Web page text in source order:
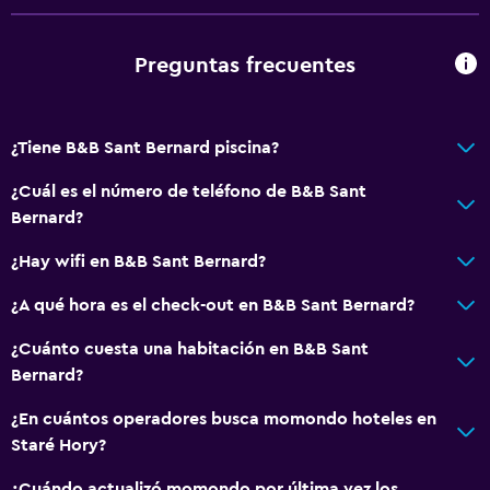
Teléfono
Piscina y spa
Bañera de hidromasaje
Habitación
Almohada de plumas
Enchufe cerca de la cama
Sofá cama
Preguntas frecuentes
¿Tiene B&B Sant Bernard piscina?
¿Cuál es el número de teléfono de B&B Sant
Bernard?
¿Hay wifi en B&B Sant Bernard?
¿A qué hora es el check-out en B&B Sant Bernard?
¿Cuánto cuesta una habitación en B&B Sant
Bernard?
¿En cuántos operadores busca momondo hoteles en
Staré Hory?